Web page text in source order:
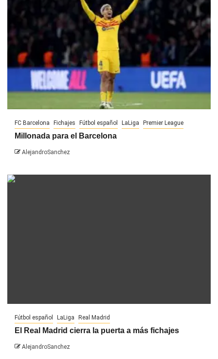
FC Barcelona Fichajes Fútbol español LaLiga Premier League
Millonada para el Barcelona
AlejandroSanchez
Fútbol español LaLiga Real Madrid
El Real Madrid cierra la puerta a más fichajes
AlejandroSanchez